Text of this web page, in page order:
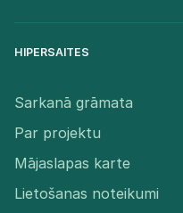
HIPERSAITES
Sarkanā grāmata
Par projektu
Mājaslapas karte
Lietošanas noteikumi